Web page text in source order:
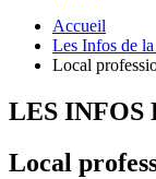
Accueil
Les Infos de
Local
LES INFOS
Local